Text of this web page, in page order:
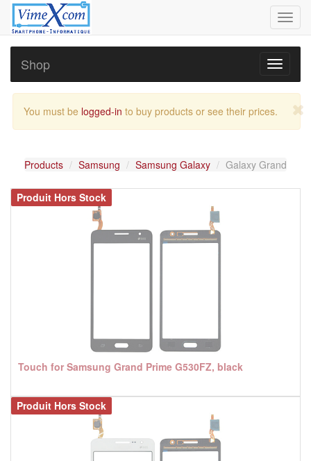
Toggle
Shop
You must be logged-in to buy products or see their prices.
Products Samsung Samsung Galaxy Galaxy Grand
Touch for Samsung Grand Prime G530FZ, black
Produit Hors Stock
Produit Hors Stock